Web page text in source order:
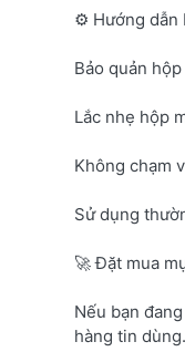
⚙️ Hướng dẫn
Bảo quản
Lắc nhẹ hộp
Không chạm
Sử dụng
🚀 Đặt mua
Nếu bạn
hàng tin dùng.